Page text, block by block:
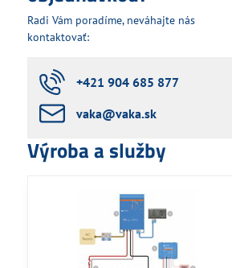
Radi Vám poradíme, neváhajte nás
kontaktovať:
+421 904 685 877
vaka​@vaka​.sk
Výroba a služby